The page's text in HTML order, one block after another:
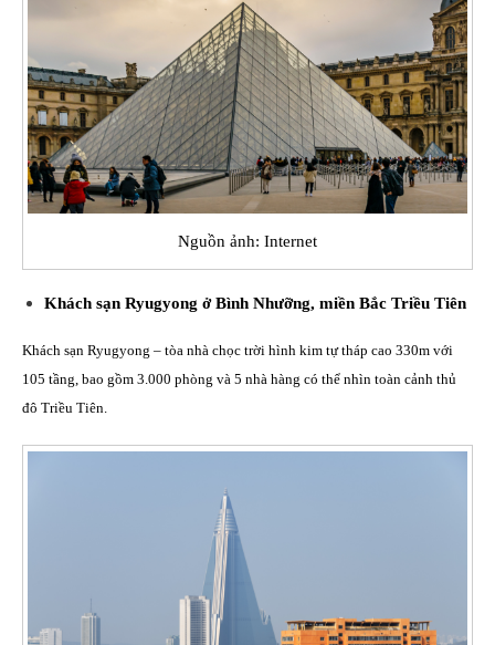
Nguồn ảnh: Internet
Khách sạn Ryugyong ở Bình Nhưỡng, miền Bắc Triều Tiên
Khách sạn Ryugyong – tòa nhà chọc trời hình kim tự tháp cao 330m với
105 tầng, bao gồm 3.000 phòng và 5 nhà hàng có thể nhìn toàn cảnh thủ
đô Triều Tiên.